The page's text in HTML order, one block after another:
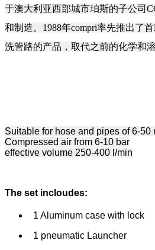
于澳大利亚西部城市珀斯的子公司
和制造。1988年compri率先推出了
洗管路的产品，取代之前的化学和溶
Suitable for hose and pipes of 6-50
Compressed air from 6-10 bar
effective volume 250-400 l/min
The set incloudes:
1 Aluminum case with lock
1 pneumatic Launcher